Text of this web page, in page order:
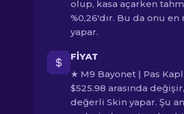
olup, kasa açarken
%0,26'dır. Bu da onu
yapar.
FIYAT
★ M9 Bayonet | Pas
$525.98 arasında
değerli Skin yapar. Şu